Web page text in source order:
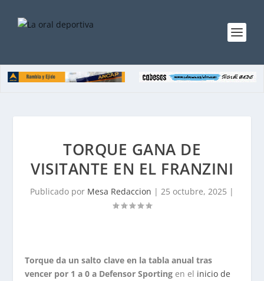
TORQUE GANA DE
VISITANTE EN EL FRANZINI
Publicado por Mesa Redaccion | 25 octubre, 2025 |
Torque da un salto clave en la tabla anual tras
vencer por 1 a 0 a Defensor Sporting en el inicio de